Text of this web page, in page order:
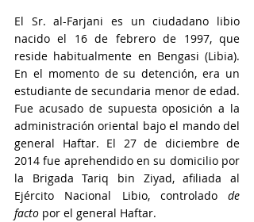
El Sr. al-Farjani es un ciudadano libio
nacido el 16 de febrero de 1997, que
reside habitualmente en Bengasi (Libia).
En el momento de su detención, era un
estudiante de secundaria menor de edad.
Fue acusado de supuesta oposición a la
administración oriental bajo el mando del
general Haftar. El 27 de diciembre de
2014 fue aprehendido en su domicilio por
la Brigada Tariq bin Ziyad, afiliada al
Ejército Nacional Libio, controlado de
facto por el general Haftar.